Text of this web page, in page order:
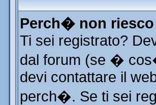
Perch� non
Ti sei registrato?
dal forum (se �
devi contattare il
perch�. Se ti sei